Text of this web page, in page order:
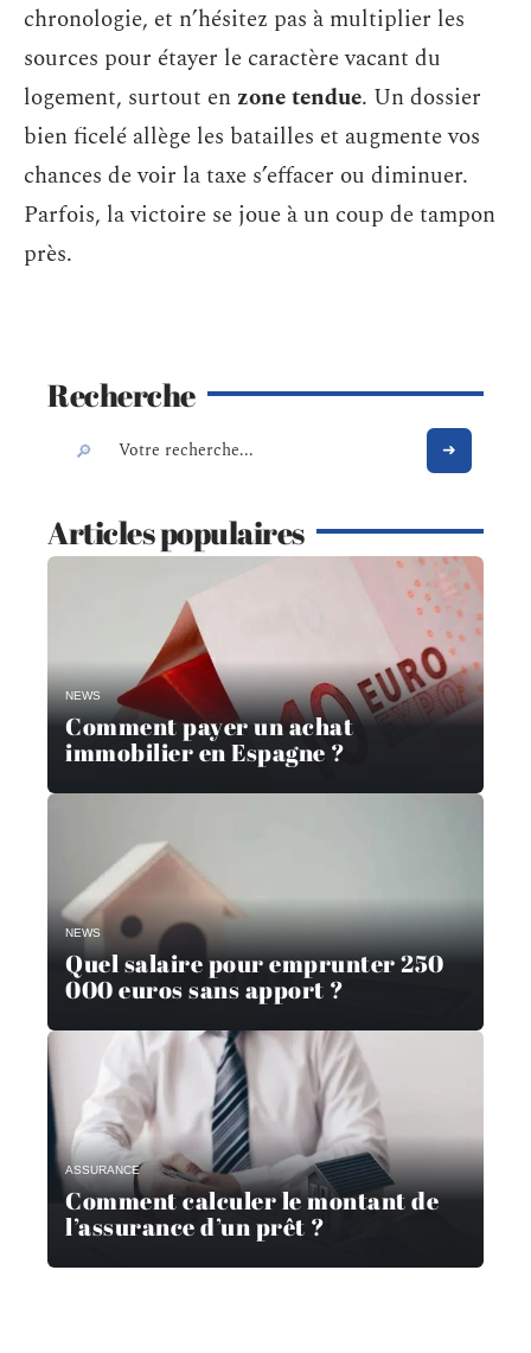
chronologie, et n’hésitez pas à multiplier les
sources pour étayer le caractère vacant du
logement, surtout en zone tendue. Un dossier
bien ficelé allège les batailles et augmente vos
chances de voir la taxe s’effacer ou diminuer.
Parfois, la victoire se joue à un coup de tampon
près.
Recherche
Articles populaires
NEWS
Comment payer un achat
immobilier en Espagne ?
NEWS
Quel salaire pour emprunter 250
000 euros sans apport ?
ASSURANCE
Comment calculer le montant de
l’assurance d’un prêt ?